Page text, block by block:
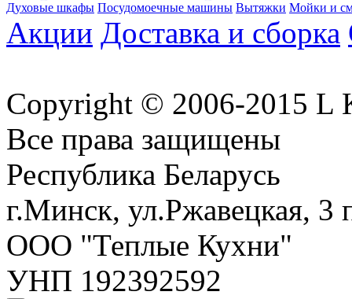
Духовые шкафы Посудомоечные машины Вытяжки Мойки и
Акции Доставка и сборка
Copyright © 2006-2015
Все права защищены
Республика Беларусь
г.Минск, ул.Ржавецкая, 3
ООО "Теплые Кухни"
УНП 192392592